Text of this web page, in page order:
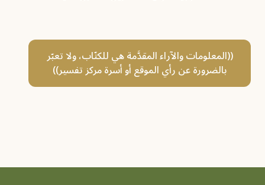
((المعلومات والآراء المقدَّمة هي للكتّاب، ولا تعبّر
بالضرورة عن رأي الموقع أو أسرة مركز تفسير))